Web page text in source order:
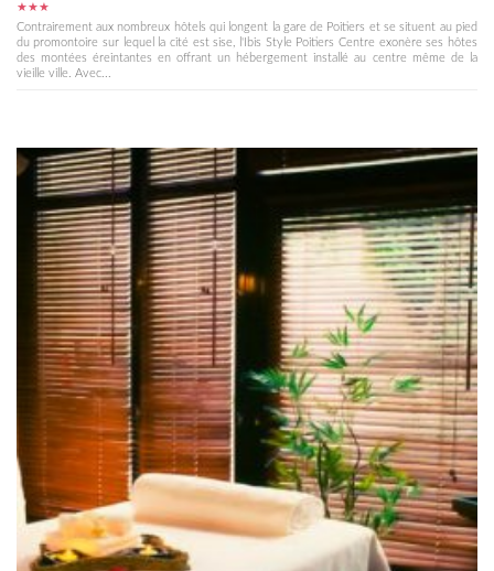
★★★
Contrairement aux nombreux hôtels qui longent la gare de Poitiers et se situent au pied
du promontoire sur lequel la cité est sise, l'Ibis Style Poitiers Centre exonère ses hôtes
des montées éreintantes en offrant un hébergement installé au centre même de la
vieille ville. Avec...